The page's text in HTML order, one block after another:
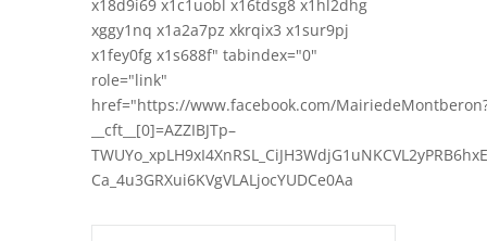
x18d9i69 x1c1uobl x16tdsg8 x1hl2dhg
xggy1nq x1a2a7pz xkrqix3 x1sur9pj
x1fey0fg x1s688f" tabindex="0"
role="link"
href="https://www.facebook.com/
__cft__[0]=AZZIBJTp–
Ca_4u3GRXui6KVgVLALjocYUDCe0Aa